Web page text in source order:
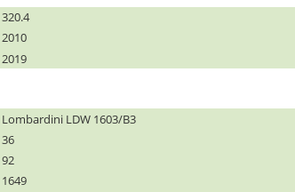
320.4
2010
2019
Lombardini LDW 1603/B3
36
92
1649